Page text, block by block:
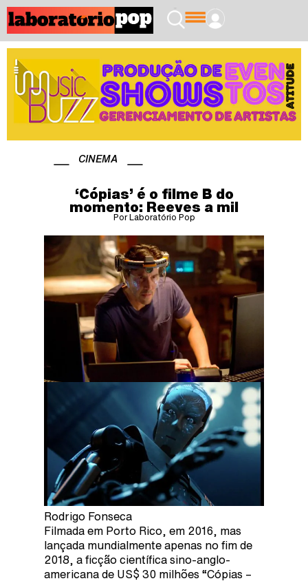
CINEMA
‘Cópias’ é o filme B do
momento: Reeves a mil
Por Laboratório Pop
Rodrigo Fonseca
Filmada em Porto Rico, em 2016, mas
lançada mundialmente apenas no fim de
2018, a ficção científica sino-anglo-
americana de US$ 30 milhões “Cópias –